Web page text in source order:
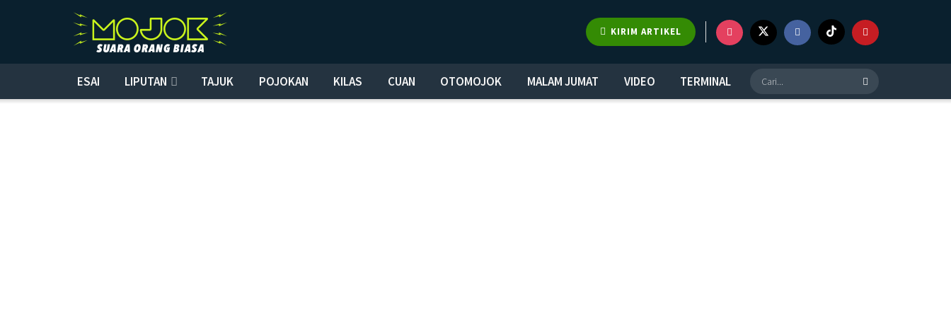
KIRIM ARTIKEL
ESAI LIPUTAN TAJUK POJOKAN KILAS CUAN OTOMOJOK MALAM JUMAT VIDEO TERMINAL